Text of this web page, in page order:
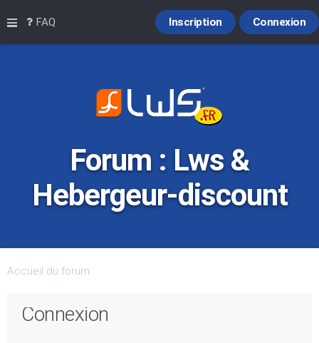
Raccourcis
FAQ Connexion
Inscription
Forum : Lws &
Hebergeur-discount
Accueil du forum
Connexion